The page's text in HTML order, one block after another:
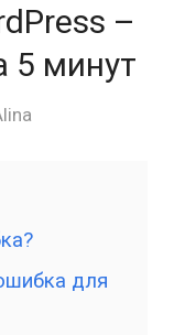
–
5 минут
для